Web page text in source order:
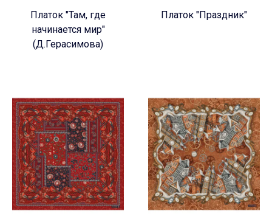
Платок "Там, где
начинается мир"
(Д.Герасимова)
Платок "Праздник"